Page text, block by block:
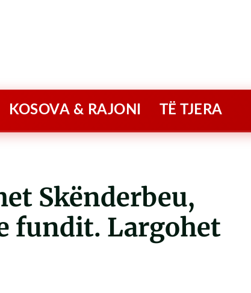
KOSOVA & RAJONI TË TJERA
Skënderbeu,
fundit. Largohet